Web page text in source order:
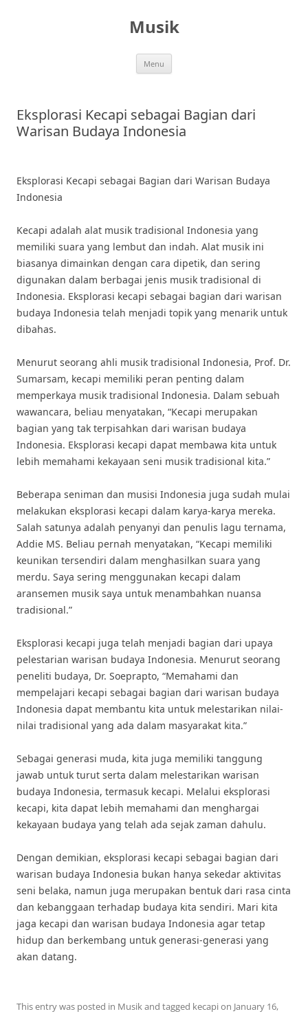
Musik
Menu
Eksplorasi Kecapi sebagai Bagian dari
Warisan Budaya Indonesia
Eksplorasi Kecapi sebagai Bagian dari Warisan Budaya
Indonesia
Kecapi adalah alat musik tradisional Indonesia yang
memiliki suara yang lembut dan indah. Alat musik ini
biasanya dimainkan dengan cara dipetik, dan sering
digunakan dalam berbagai jenis musik tradisional di
Indonesia. Eksplorasi kecapi sebagai bagian dari warisan
budaya Indonesia telah menjadi topik yang menarik untuk
dibahas.
Menurut seorang ahli musik tradisional Indonesia, Prof. Dr.
Sumarsam, kecapi memiliki peran penting dalam
memperkaya musik tradisional Indonesia. Dalam sebuah
wawancara, beliau menyatakan, “Kecapi merupakan
bagian yang tak terpisahkan dari warisan budaya
Indonesia. Eksplorasi kecapi dapat membawa kita untuk
lebih memahami kekayaan seni musik tradisional kita.”
Beberapa seniman dan musisi Indonesia juga sudah mulai
melakukan eksplorasi kecapi dalam karya-karya mereka.
Salah satunya adalah penyanyi dan penulis lagu ternama,
Addie MS. Beliau pernah menyatakan, “Kecapi memiliki
keunikan tersendiri dalam menghasilkan suara yang
merdu. Saya sering menggunakan kecapi dalam
aransemen musik saya untuk menambahkan nuansa
tradisional.”
Eksplorasi kecapi juga telah menjadi bagian dari upaya
pelestarian warisan budaya Indonesia. Menurut seorang
peneliti budaya, Dr. Soeprapto, “Memahami dan
mempelajari kecapi sebagai bagian dari warisan budaya
Indonesia dapat membantu kita untuk melestarikan nilai-
nilai tradisional yang ada dalam masyarakat kita.”
Sebagai generasi muda, kita juga memiliki tanggung
jawab untuk turut serta dalam melestarikan warisan
budaya Indonesia, termasuk kecapi. Melalui eksplorasi
kecapi, kita dapat lebih memahami dan menghargai
kekayaan budaya yang telah ada sejak zaman dahulu.
Dengan demikian, eksplorasi kecapi sebagai bagian dari
warisan budaya Indonesia bukan hanya sekedar aktivitas
seni belaka, namun juga merupakan bentuk dari rasa cinta
dan kebanggaan terhadap budaya kita sendiri. Mari kita
jaga kecapi dan warisan budaya Indonesia agar tetap
hidup dan berkembang untuk generasi-generasi yang
akan datang.
This entry was posted in Musikand tagged kecapion January 16,